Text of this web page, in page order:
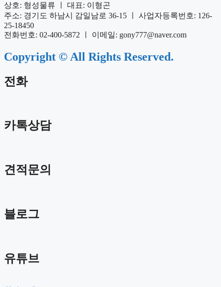
상호: 형성물류 ㅣ 대표: 이형곤
주소: 경기도 하남시 감일남로 36-15 ㅣ 사업자등록번호: 126-
25-18450
전화번호: 02-400-5872 ㅣ 이메일: gony777@naver.com
Copyright © All Rights Reserved.
전화
카톡상담
견적문의
블로그
유튜브